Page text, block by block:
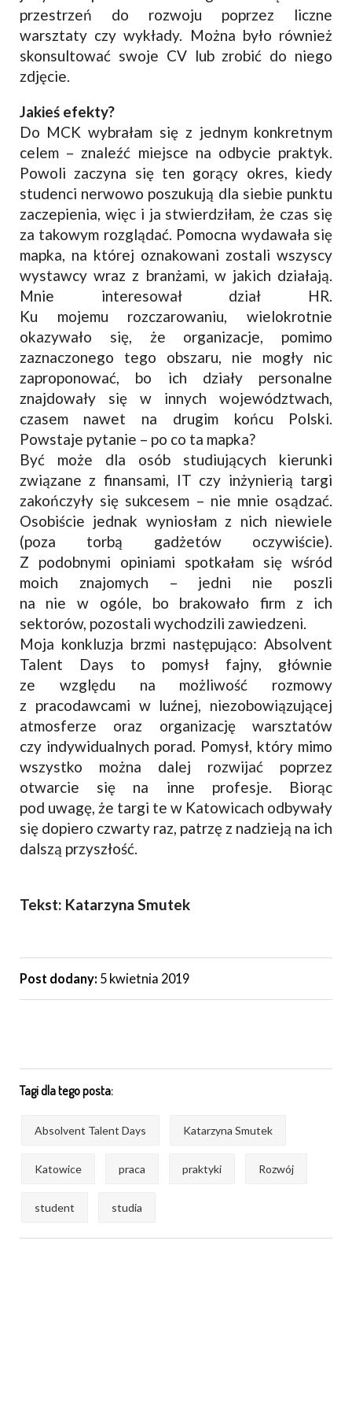
przestrzeń do rozwoju poprzez liczne
warsztaty czy wykłady. Można było również
skonsultować swoje CV lub zrobić do niego
zdjęcie.
Jakieś efekty?
Do MCK wybrałam się z jednym konkretnym
celem – znaleźć miejsce na odbycie praktyk.
Powoli zaczyna się ten gorący okres, kiedy
studenci nerwowo poszukują dla siebie punktu
zaczepienia, więc i ja stwierdziłam, że czas się
za takowym rozglądać. Pomocna wydawała się
mapka, na której oznakowani zostali wszyscy
wystawcy wraz z branżami, w jakich działają.
Mnie interesował dział HR.
Ku mojemu rozczarowaniu, wielokrotnie
okazywało się, że organizacje, pomimo
zaznaczonego tego obszaru, nie mogły nic
zaproponować, bo ich działy personalne
znajdowały się w innych województwach,
czasem nawet na drugim końcu Polski.
Powstaje pytanie – po co ta mapka?
Być może dla osób studiujących kierunki
związane z finansami, IT czy inżynierią targi
zakończyły się sukcesem – nie mnie osądzać.
Osobiście jednak wyniosłam z nich niewiele
(poza torbą gadżetów oczywiście).
Z podobnymi opiniami spotkałam się wśród
moich znajomych – jedni nie poszli
na nie w ogóle, bo brakowało firm z ich
sektorów, pozostali wychodzili zawiedzeni.
Moja konkluzja brzmi następująco: Absolvent
Talent Days to pomysł fajny, głównie
ze względu na możliwość rozmowy
z pracodawcami w luźnej, niezobowiązującej
atmosferze oraz organizację warsztatów
czy indywidualnych porad. Pomysł, który mimo
wszystko można dalej rozwijać poprzez
otwarcie się na inne profesje. Biorąc
pod uwagę, że targi te w Katowicach odbywały
się dopiero czwarty raz, patrzę z nadzieją na ich
dalszą przyszłość.
Tekst: Katarzyna Smutek
Post dodany: 5 kwietnia 2019
Tagi dla tego posta:
Absolvent Talent Days Katarzyna Smutek
Katowice praca praktyki Rozwój
student studia